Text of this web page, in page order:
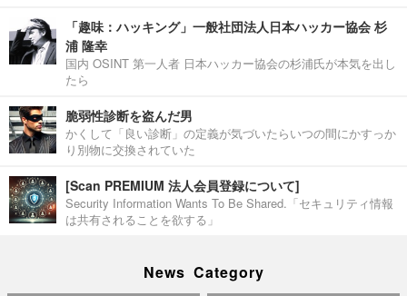
「趣味：ハッキング」一般社団法人日本ハッカー協会 杉
浦 隆幸
国内 OSINT 第一人者 日本ハッカー協会の杉浦氏が本気を出し
たら
脆弱性診断を盗んだ男
かくして「良い診断」の定義が気づいたらいつの間にかすっか
り別物に交換されていた
[Scan PREMIUM 法人会員登録について]
Security Information Wants To Be Shared.「セキュリティ情報
は共有されることを欲する」
News Category